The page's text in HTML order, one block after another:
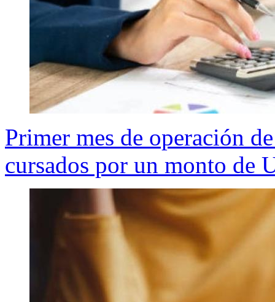
Primer mes de operación
cursados por un monto de